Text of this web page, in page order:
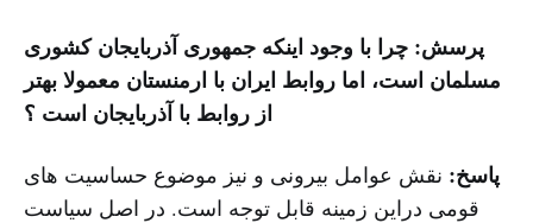
پرسش: چرا با وجود اینکه جمهوری آذربایجان کشوری
مسلمان است، اما روابط ایران با ارمنستان معمولا بهتر
از روابط با آذربایجان است ؟
پاسخ: نقش عوامل بیرونی و نیز موضوع حساسیت های
قومی دراین زمینه قابل توجه است. در اصل سیاست